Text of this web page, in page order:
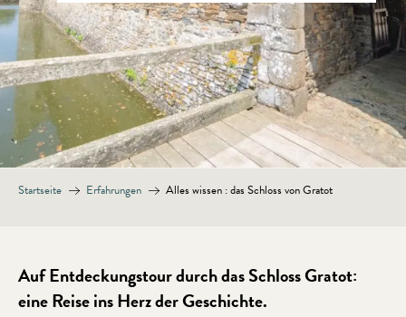
Startseite Erfahrungen Alles wissen : das Schloss von Gratot
Auf Entdeckungstour durch das Schloss Gratot:
eine Reise ins Herz der Geschichte.